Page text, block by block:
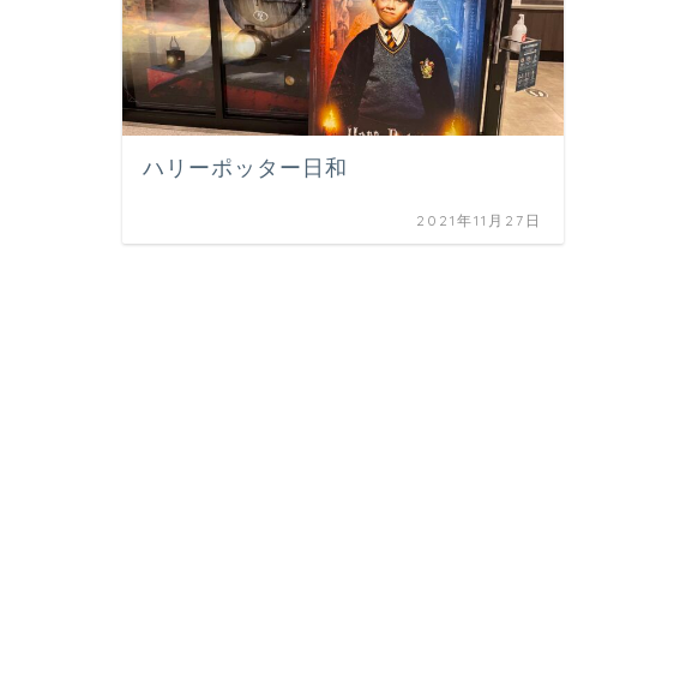
ハリーポッター日和
2021年11月27日